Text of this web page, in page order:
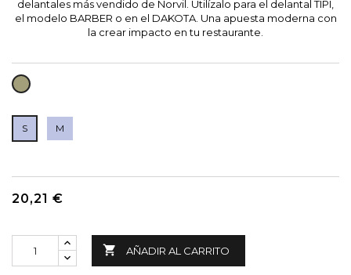
delantales más vendido de Norvil. Utilízalo para el delantal TIPI,
el modelo BARBER o en el DAKOTA. Una apuesta moderna con
la crear impacto en tu restaurante.
VERDE
SECO
S M
20,21 €
 AÑADIR AL CARRITO